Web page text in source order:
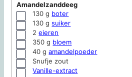
Amandelzanddeeg
▢
130 g boter
▢
130 g suiker
▢
2 eieren
▢
350 g bloem
▢
40 g amandelpoeder
▢
Snufje zout
▢
Vanille-extract